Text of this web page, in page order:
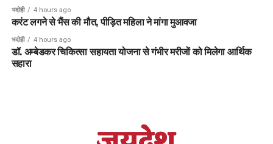
भदोही 4 hours ago
करंट लगने से भैंस की मौत, पीड़ित महिला ने मांगा मुआवजा
भदोही 4 hours ago
डॉ. अम्बेडकर चिकित्सा सहायता योजना से गंभीर मरीजों को मिलेगा आर्थिक
सहारा